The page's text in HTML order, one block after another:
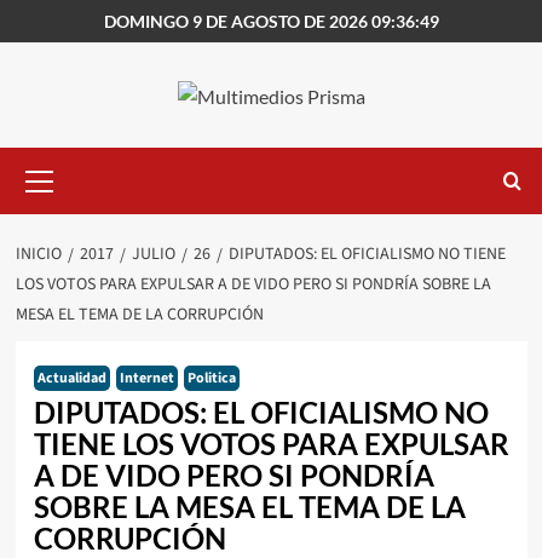
al
DOMINGO 9 DE AGOSTO DE 2026 09:36:49
primario
INICIO 2017 JULIO 26
DIPUTADOS: EL OFICIALISMO NO TIENE
LOS VOTOS PARA EXPULSAR A DE VIDO PERO SI PONDRÍA SOBRE LA
MESA EL TEMA DE LA CORRUPCIÓN
Actualidad Internet Politica
DIPUTADOS: EL OFICIALISMO NO
TIENE LOS VOTOS PARA EXPULSAR
A DE VIDO PERO SI PONDRÍA
SOBRE LA MESA EL TEMA DE LA
CORRUPCIÓN